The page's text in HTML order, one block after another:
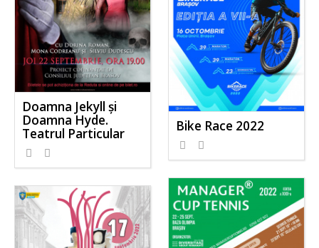
Doamna Jekyll și
Doamna Hyde.
Teatrul Particular
Bike Race 2022